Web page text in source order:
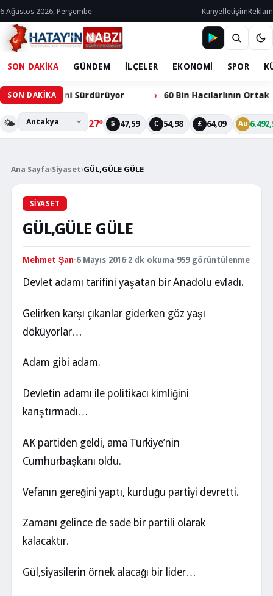
6 Ağustos 2026, Perşembe KünyeİletişimReklam
SON DAKİKA GÜNDEM İLÇELER EKONOMİ SPOR
SON DAKİKASürdürüyor 60 Bin Hacılarlının Ortak Talebi:
🌤️ 27° $ 47,59 € 54,98 £ 64,09 Au
Ana Sayfa›Siyaset›GÜL,GÜLE GÜLE
SIYASET
GÜL,GÜLE GÜLE
Mehmet Şan·6 Mayıs 2016·2 dk okuma·959 görüntülenme
Devlet adamı tarifini yaşatan bir Anadolu evladı.
Gelirken karşı çıkanlar giderken göz yaşı
döküyorlar…
Adam gibi adam.
Devletin adamı ile politikacı kimliğini
karıştırmadı…
AK partiden geldi, ama Türkiye’nin
Cumhurbaşkanı oldu.
Vefanın gereğini yaptı, kurduğu partiyi devretti.
Zamanı gelince de sade bir partili olarak
kalacaktır.
Gül,siyasilerin örnek alacağı bir lider…